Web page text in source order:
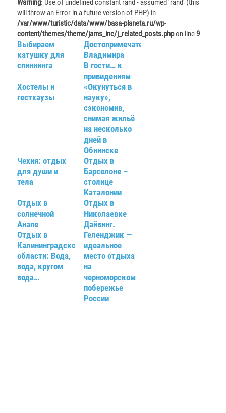
Warning: Use of undefined constant rand - assumed 'rand' (this
will throw an Error in a future version of PHP) in
/var/www/turistic/data/www/basa-planeta.ru/wp-
content/themes/theme/jams_inc/j_related_posts.phpon line9
Выбираем
катушку для
спиннинга
Достопримечательности
Владимира
В гости… к
привидениям
Хостелы и
гестхаузы
«Окунуться в
науку»,
сэкономив,
снимая жильё
на несколько
дней в
Обнинске
Чехия: отдых
для души и
тела
Отдых в
Барселоне –
столице
Каталонии
Отдых в
солнечной
Анапе
Отдых в
Николаевке
Дайвинг.
Отдых в
Калининградской
области: Вода,
вода, кругом
вода…
Геленджик —
идеальное
место отдыха
на
черноморском
побережье
России